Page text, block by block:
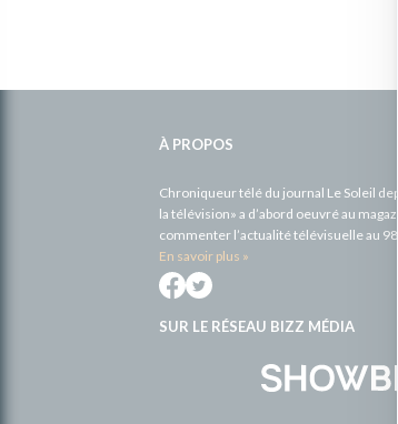
À PROPOS
Chroniqueur télé du journal Le Soleil
la télévision» a d’abord oeuvré au
commenter l’actualité télévisuelle au
En savoir plus »
SUR LE RÉSEAU BIZZ MÉDIA